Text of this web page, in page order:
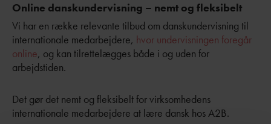
Online danskundervisning – nemt og fleksibelt
Vi har en række relevante tilbud om danskundervisning til
internationale medarbejdere, hvor undervisningen foregår
online, og kan tilrettelægges både i og uden for
arbejdstiden.
Det gør det nemt og fleksibelt for virksomhedens
internationale medarbejdere at lære dansk hos A2B.